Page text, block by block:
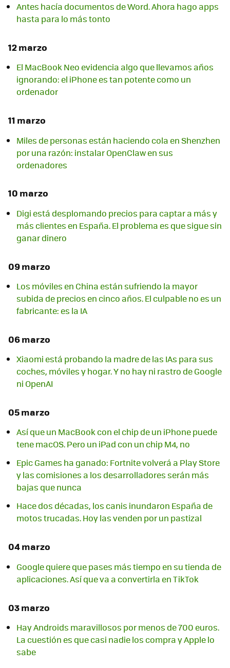
Antes hacía documentos de Word. Ahora hago apps
hasta para lo más tonto
12 marzo
El MacBook Neo evidencia algo que llevamos años
ignorando: el iPhone es tan potente como un
ordenador
11 marzo
Miles de personas están haciendo cola en Shenzhen
por una razón: instalar OpenClaw en sus
ordenadores
10 marzo
Digi está desplomando precios para captar a más y
más clientes en España. El problema es que sigue sin
ganar dinero
09 marzo
Los móviles en China están sufriendo la mayor
subida de precios en cinco años. El culpable no es un
fabricante: es la IA
06 marzo
Xiaomi está probando la madre de las IAs para sus
coches, móviles y hogar. Y no hay ni rastro de Google
ni OpenAI
05 marzo
Así que un MacBook con el chip de un iPhone puede
tene macOS. Pero un iPad con un chip M4, no
Epic Games ha ganado: Fortnite volverá a Play Store
y las comisiones a los desarrolladores serán más
bajas que nunca
Hace dos décadas, los canis inundaron España de
motos trucadas. Hoy las venden por un pastizal
04 marzo
Google quiere que pases más tiempo en su tienda de
aplicaciones. Así que va a convertirla en TikTok
03 marzo
Hay Androids maravillosos por menos de 700 euros.
La cuestión es que casi nadie los compra y Apple lo
sabe